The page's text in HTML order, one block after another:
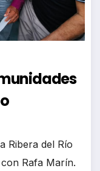
Ribera del Río
Rafa Marín.